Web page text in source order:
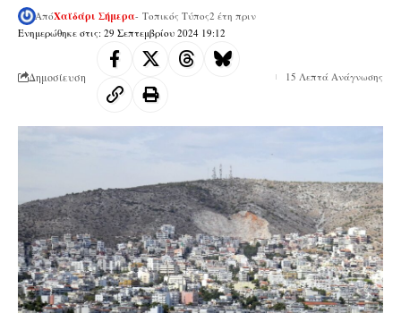
Ενημερώθηκε στις: 29 Σεπτεμβρίου 2024 19:12
ΑπόΧαϊδάρι Σήμερα- Τοπικός Τύπος2 έτη πριν
Δημοσίευση 15 Λεπτά Ανάγνωσης